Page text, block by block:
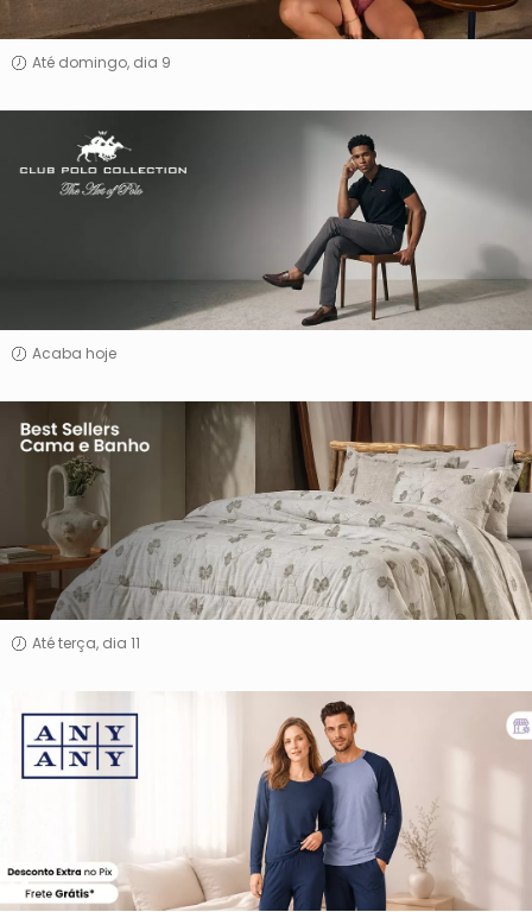
Até domingo, dia 9
Polo
Collection
Acaba hoje
Best
Sellers
Cama
Banho
Até terça, dia 11
Any
Any